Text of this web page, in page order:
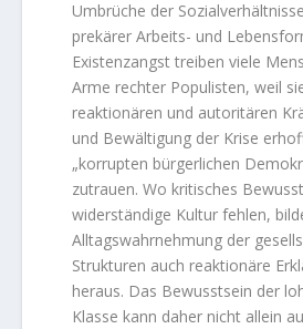
Umbrüche der
prekärer Arbeits- und
Existenzangst treiben viele
Arme rechter Populisten, weil
reaktionären und autoritären
und Bewältigung der Krise
„korrupten bürgerlichen
zutrauen. Wo kritisches
widerständige Kultur fehlen,
Alltagswahrnehmung der
Strukturen auch reaktionäre
heraus. Das Bewusstsein der
Klasse kann daher nicht allein